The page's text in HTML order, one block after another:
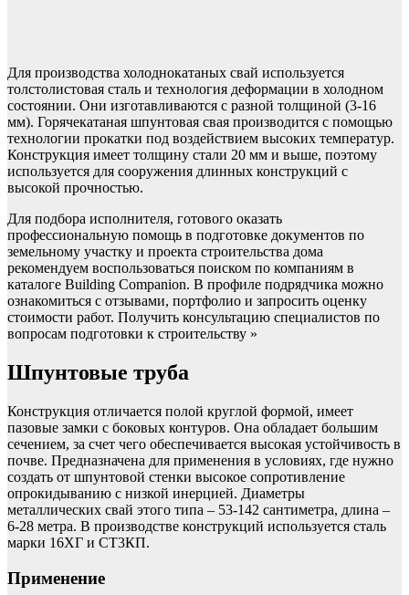
Для производства холоднокатаных свай используется
толстолистовая сталь и технология деформации в холодном
состоянии. Они изготавливаются с разной толщиной (3-16
мм). Горячекатаная шпунтовая свая производится с помощью
технологии прокатки под воздействием высоких температур.
Конструкция имеет толщину стали 20 мм и выше, поэтому
используется для сооружения длинных конструкций с
высокой прочностью.
Для подбора исполнителя, готового оказать
профессиональную помощь в подготовке документов по
земельному участку и проекта строительства дома
рекомендуем воспользоваться поиском по компаниям в
каталоге Building Companion. В профиле подрядчика можно
ознакомиться с отзывами, портфолио и запросить оценку
стоимости работ. Получить консультацию специалистов по
вопросам подготовки к строительству »
Шпунтовые труба
Конструкция отличается полой круглой формой, имеет
пазовые замки с боковых контуров. Она обладает большим
сечением, за счет чего обеспечивается высокая устойчивость в
почве. Предназначена для применения в условиях, где нужно
создать от шпунтовой стенки высокое сопротивление
опрокидыванию с низкой инерцией. Диаметры
металлических свай этого типа – 53-142 сантиметра, длина –
6-28 метра. В производстве конструкций используется сталь
марки 16ХГ и СТ3КП.
Применение